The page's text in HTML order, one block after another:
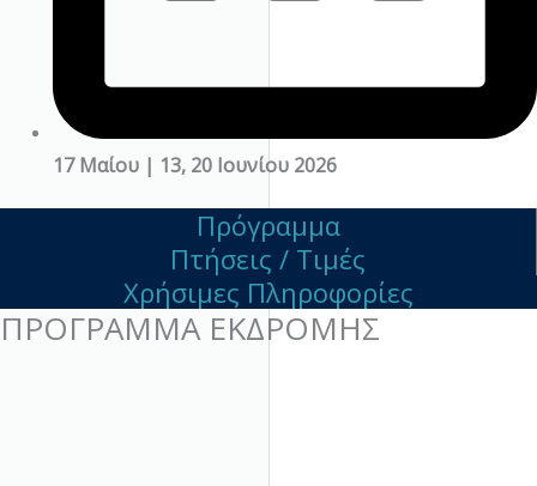
17 Μαίου | 13, 20 Ιουνίου 2026
Πρόγραμμα
Πτήσεις / Τιμές
Χρήσιμες Πληροφορίες
ΠΡΟΓΡΑΜΜΑ ΕΚΔΡΟΜΗΣ